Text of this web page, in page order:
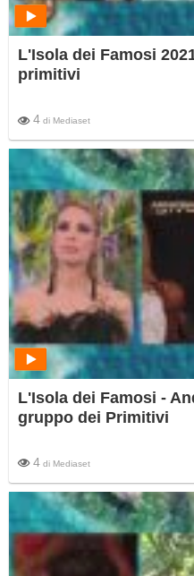
L'Isola dei Famosi
primitivi
4 di Mediaset
L'Isola dei Famosi -
gruppo dei Primitivi
4 di Mediaset